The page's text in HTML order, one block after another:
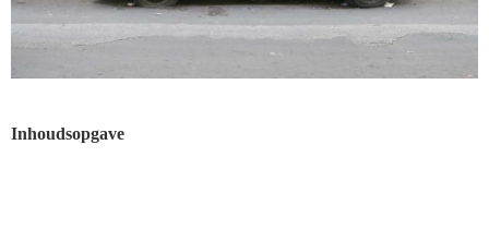
Inhoudsopgave